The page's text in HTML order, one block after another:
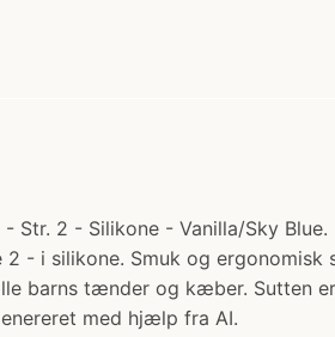
Str. 2 - Silikone - Vanilla/Sky
2 - i silikone. Smuk og
barns tænder og kæber. Sutten
med hjælp fra AI.